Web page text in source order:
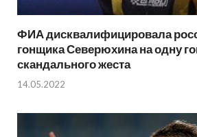
ФИА дисквалифицировала
гонщика Северюхина на одну
скандального жеста
14.05.2022